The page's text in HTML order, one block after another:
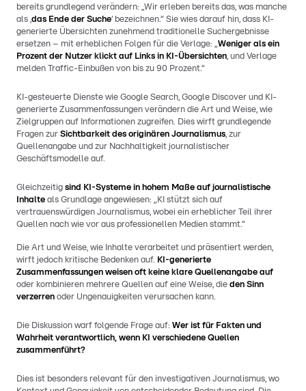
bereits grundlegend verändern: „Wir erleben bereits das, was manche
als ‚das Ende der Suche‘ bezeichnen.“ Sie wies darauf hin, dass KI-
generierte Übersichten zunehmend traditionelle Suchergebnisse
ersetzen – mit erheblichen Folgen für die Verlage: „Weniger als ein
Prozent der Nutzer klickt auf Links in KI-Übersichten, und Verlage
melden Traffic-Einbußen von bis zu 90 Prozent.“
KI-gesteuerte Dienste wie Google Search, Google Discover und KI-
generierte Zusammenfassungen verändern die Art und Weise, wie
Zielgruppen auf Informationen zugreifen. Dies wirft grundlegende
Fragen zur Sichtbarkeit des originären Journalismus, zur
Quellenangabe und zur Nachhaltigkeit journalistischer
Geschäftsmodelle auf.
Gleichzeitig sind KI-Systeme in hohem Maße auf journalistische
Inhalte als Grundlage angewiesen: „KI stützt sich auf
vertrauenswürdigen Journalismus, wobei ein erheblicher Teil ihrer
Quellen nach wie vor aus professionellen Medien stammt.“
Die Art und Weise, wie Inhalte verarbeitet und präsentiert werden,
wirft jedoch kritische Bedenken auf. KI-generierte
Zusammenfassungen weisen oft keine klare Quellenangabe auf
oder kombinieren mehrere Quellen auf eine Weise, die den Sinn
verzerren oder Ungenauigkeiten verursachen kann.
Die Diskussion warf folgende Frage auf: Wer ist für Fakten und
Wahrheit verantwortlich, wenn KI verschiedene Quellen
zusammenführt?
Dies ist besonders relevant für den investigativen Journalismus, wo